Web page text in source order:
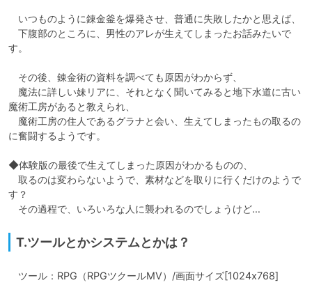
いつものように錬金釜を爆発させ、普通に失敗したかと思えば、
下腹部のところに、男性のアレが生えてしまったお話みたいで
す。
その後、錬金術の資料を調べても原因がわからず、
魔法に詳しい妹リアに、それとなく聞いてみると地下水道に古い
魔術工房があると教えられ、
魔術工房の住人であるグラナと会い、生えてしまったもの取るの
に奮闘するようです。
◆体験版の最後で生えてしまった原因がわかるものの、
取るのは変わらないようで、素材などを取りに行くだけのようで
す？
その過程で、いろいろな人に襲われるのでしょうけど…
T.ツールとかシステムとかは？
ツール：RPG（RPGツクールMV）/画面サイズ[1024x768]